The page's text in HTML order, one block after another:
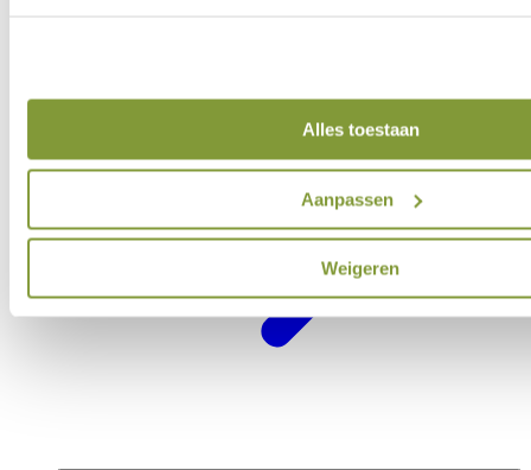
Alles toestaan
Aanpassen
Weigeren